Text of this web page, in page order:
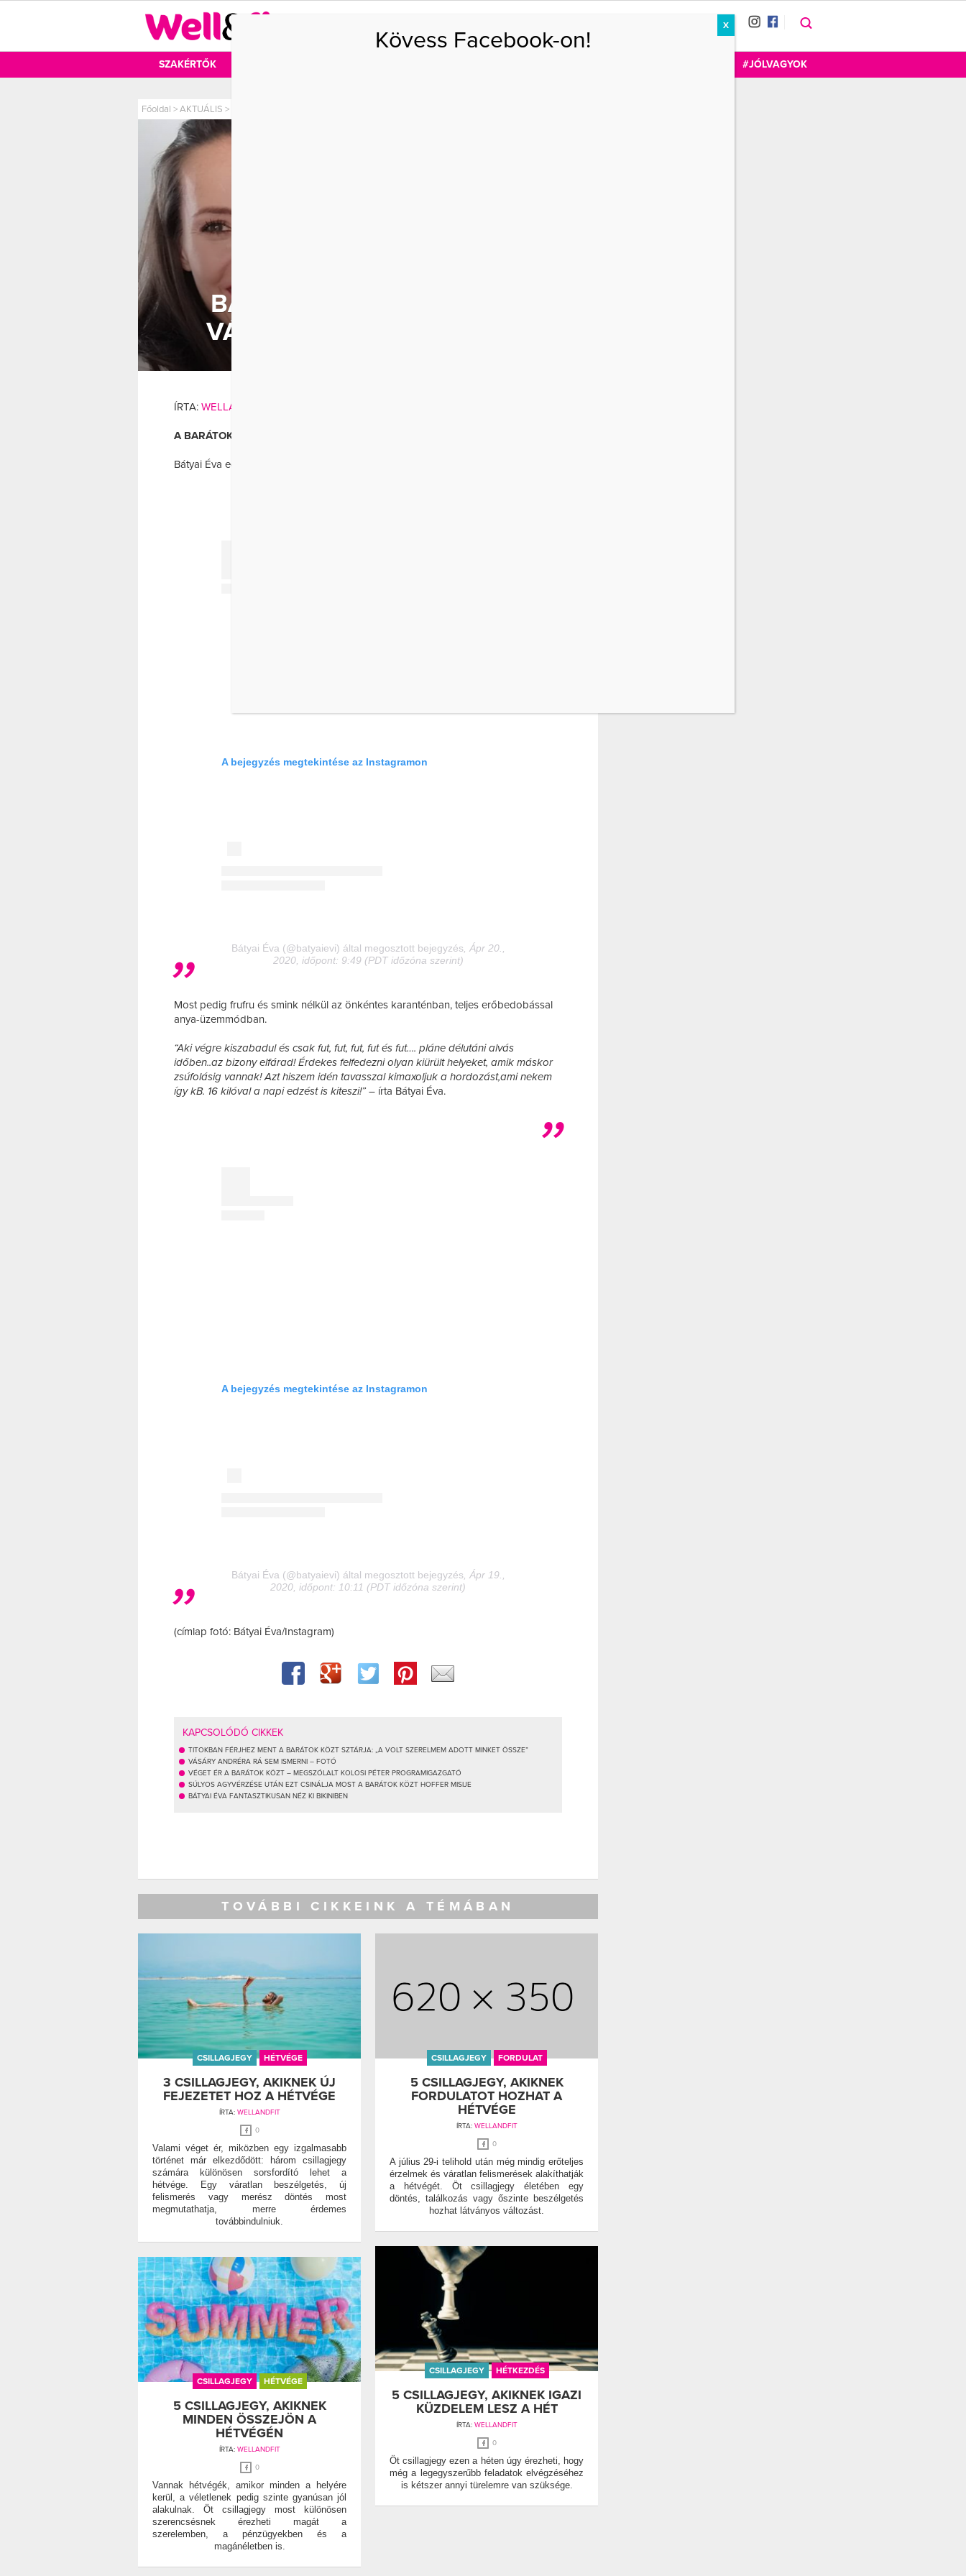
SZAKÉRTŐK #JÓLVAGYOK
Főoldal >AKTUÁLIS >
BÁTYAI ÉVA RENGETEGET
VÁLTOZOTT EGY ÉV ALATT
ÍRTA: WELLANDFIT
A BARÁTOK KÖZT SZÍNÉSZNŐJE IGAZI KAMÉLEON.
Bátyai Éva egy évvel ezelőtti fotóján teljesen máshogy mutat, mint most.
A bejegyzés megtekintése az Instagramon
Bátyai Éva (@batyaievi) által megosztott bejegyzés , Ápr 20.,
2020, időpont: 9:49 (PDT időzóna szerint)
Most pedig frufru és smink nélkül az önkéntes karanténban, teljes erőbedobással
anya-üzemmódban.
“Aki végre kiszabadul és csak fut, fut, fut, fut és fut…. pláne délutáni alvás
időben..az bizony elfárad! Érdekes felfedezni olyan kiürült helyeket, amik máskor
zsúfolásig vannak! Azt hiszem idén tavasszal kimaxoljuk a hordozást,ami nekem
így kB. 16 kilóval a napi edzést is kiteszi!” – írta Bátyai Éva.
A bejegyzés megtekintése az Instagramon
Bátyai Éva (@batyaievi) által megosztott bejegyzés , Ápr 19.,
2020, időpont: 10:11 (PDT időzóna szerint)
(címlap fotó: Bátyai Éva/Instagram)
KAPCSOLÓDÓ CIKKEK
TITOKBAN FÉRJHEZ MENT A BARÁTOK KÖZT SZTÁRJA: „A VOLT SZERELMEM ADOTT MINKET ÖSSZE”
VÁSÁRY ANDRÉRA RÁ SEM ISMERNI – FOTÓ
VÉGET ÉR A BARÁTOK KÖZT – MEGSZÓLALT KOLOSI PÉTER PROGRAMIGAZGATÓ
SÚLYOS AGYVÉRZÉSE UTÁN EZT CSINÁLJA MOST A BARÁTOK KÖZT HOFFER MISIJE
BÁTYAI ÉVA FANTASZTIKUSAN NÉZ KI BIKINIBEN
TOVÁBBI CIKKEINK A TÉMÁBAN
CSILLAGJEGY HÉTVÉGE
3 CSILLAGJEGY, AKIKNEK ÚJ
FEJEZETET HOZ A HÉTVÉGE
ÍRTA: WELLANDFIT
0
Valami véget ér, miközben egy izgalmasabb
történet már elkezdődött: három csillagjegy
számára különösen sorsfordító lehet a
hétvége. Egy váratlan beszélgetés, új
felismerés vagy merész döntés most
megmutathatja, merre érdemes
továbbindulniuk.
CSILLAGJEGY FORDULAT
5 CSILLAGJEGY, AKIKNEK
FORDULATOT HOZHAT A
HÉTVÉGE
ÍRTA: WELLANDFIT
0
A július 29-i telihold után még mindig erőteljes
érzelmek és váratlan felismerések alakíthatják
a hétvégét. Öt csillagjegy életében egy
döntés, találkozás vagy őszinte beszélgetés
hozhat látványos változást.
CSILLAGJEGY HÉTKEZDÉS
5 CSILLAGJEGY, AKIKNEK IGAZI
KÜZDELEM LESZ A HÉT
ÍRTA: WELLANDFIT
0
Öt csillagjegy ezen a héten úgy érezheti, hogy
még a legegyszerűbb feladatok elvégzéséhez
is kétszer annyi türelemre van szüksége.
CSILLAGJEGY HÉTVÉGE
5 CSILLAGJEGY, AKIKNEK
MINDEN ÖSSZEJÖN A
HÉTVÉGÉN
ÍRTA: WELLANDFIT
0
Vannak hétvégék, amikor minden a helyére
kerül, a véletlenek pedig szinte gyanúsan jól
alakulnak. Öt csillagjegy most különösen
szerencsésnek érezheti magát a
szerelemben, a pénzügyekben és a
magánéletben is.
Kövess Facebook-on!
X